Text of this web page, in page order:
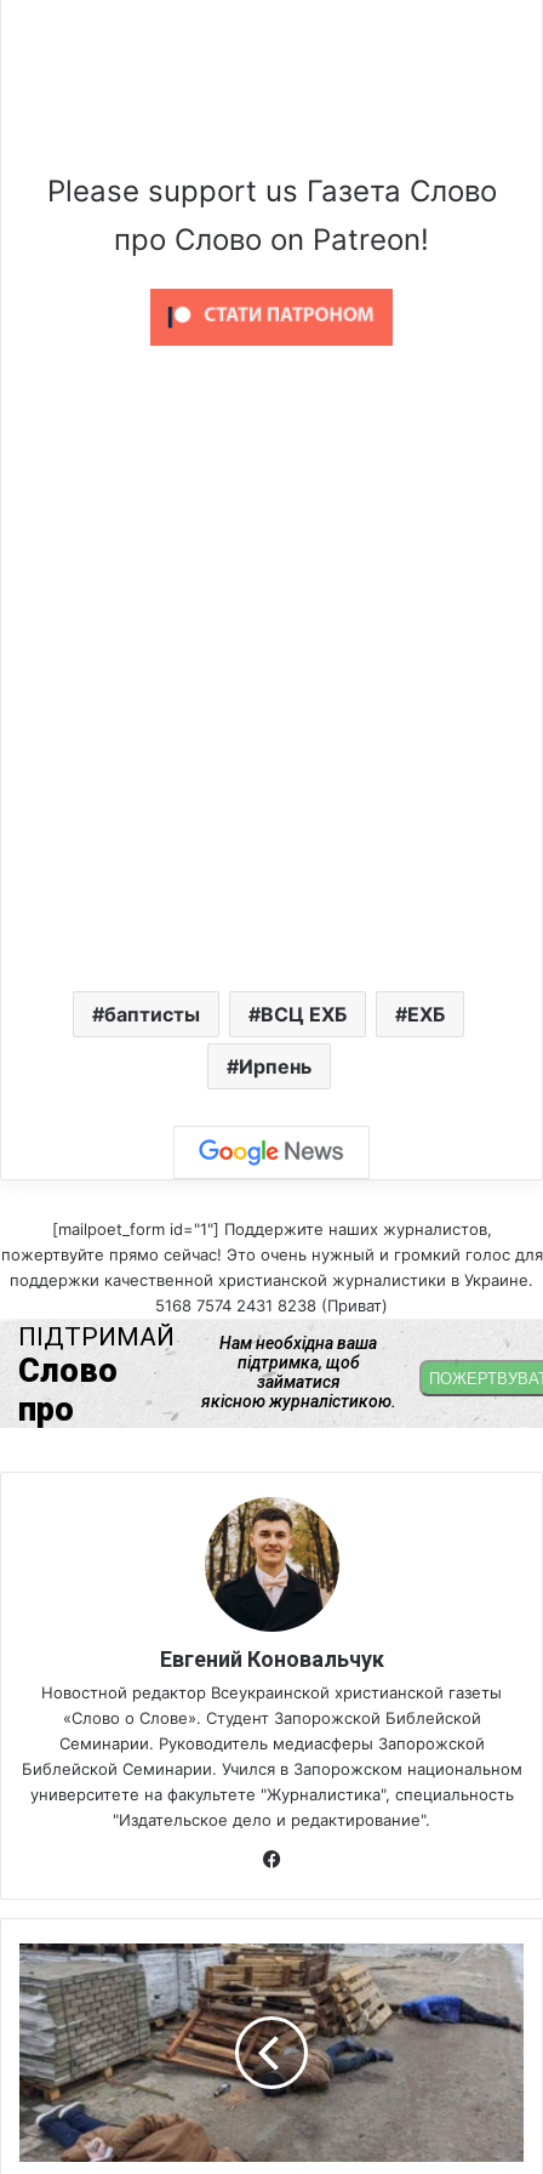
Please support us Газета Слово
про Слово on Patreon!
баптисты ВСЦ ЕХБ ЕХБ
Ирпень
[mailpoet_form id="1"] Поддержите наших журналистов,
пожертвуйте прямо сейчас! Это очень нужный и громкий голос для
поддержки качественной христианской журналистики в Украине.
5168 7574 2431 8238 (Приват)
Евгений Коновальчук
Новостной редактор Всеукраинской христианской газеты
«Слово о Слове». Студент Запорожской Библейской
Семинарии. Руководитель медиасферы Запорожской
Библейской Семинарии. Учился в Запорожском национальном
университете на факультете "Журналистика", специальность
"Издательское дело и редактирование".
bo
ok
Т
е
о
л
о
г
и
я
п